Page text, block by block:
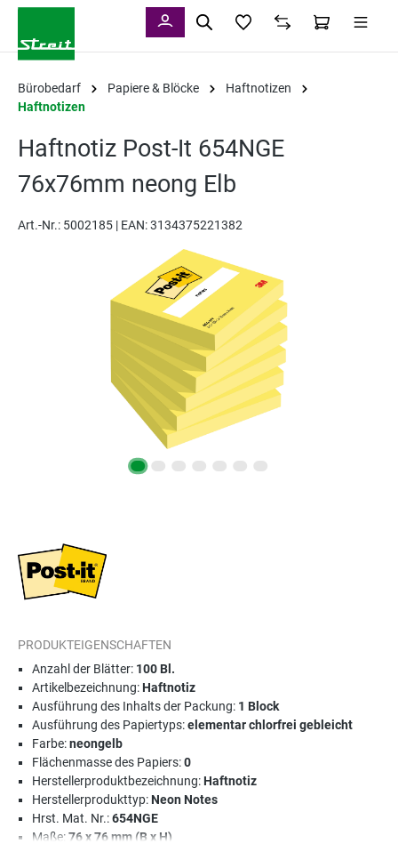
Bürobedarf Papiere & Blöcke
Haftnotizen
Haftnotizen
Haftnotiz Post-It 654NGE
76x76mm neong Elb
Art.-Nr.: 5002185 | EAN: 3134375221382
PRODUKTEIGENSCHAFTEN
Anzahl der Blätter: 100 Bl.
Artikelbezeichnung:Haftnotiz
Ausführung des Inhalts der Packung: 1 Block
Ausführung des Papiertyps:elementar chlorfrei gebleicht
Farbe:neongelb
Flächenmasse des Papiers:0
Herstellerproduktbezeichnung:Haftnotiz
Herstellerprodukttyp:Neon Notes
Hrst. Mat. Nr.:654NGE
Maße:76 x 76 mm (B x H)